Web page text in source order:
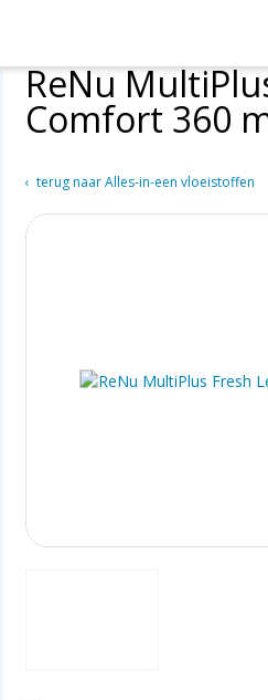
ReNu
Comfort 360
terug naar Alles-in-een vloeistoffen